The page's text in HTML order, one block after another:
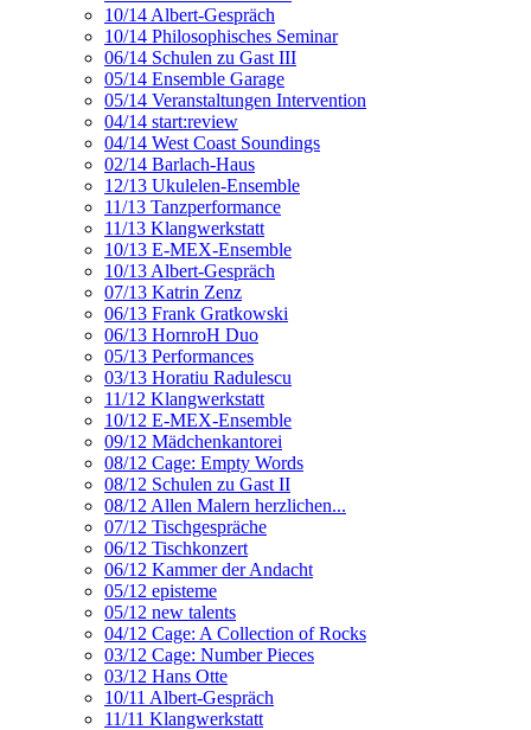
10/14 Albert-Gespräch
10/14 Philosophisches Seminar
06/14 Schulen zu Gast III
05/14 Ensemble Garage
05/14 Veranstaltungen Intervention
04/14 start:review
04/14 West Coast Soundings
02/14 Barlach-Haus
12/13 Ukulelen-Ensemble
11/13 Tanzperformance
11/13 Klangwerkstatt
10/13 E-MEX-Ensemble
10/13 Albert-Gespräch
07/13 Katrin Zenz
06/13 Frank Gratkowski
06/13 HornroH Duo
05/13 Performances
03/13 Horatiu Radulescu
11/12 Klangwerkstatt
10/12 E-MEX-Ensemble
09/12 Mädchenkantorei
08/12 Cage: Empty Words
08/12 Schulen zu Gast II
08/12 Allen Malern herzlichen...
07/12 Tischgespräche
06/12 Tischkonzert
06/12 Kammer der Andacht
05/12 episteme
05/12 new talents
04/12 Cage: A Collection of Rocks
03/12 Cage: Number Pieces
03/12 Hans Otte
10/11 Albert-Gespräch
11/11 Klangwerkstatt